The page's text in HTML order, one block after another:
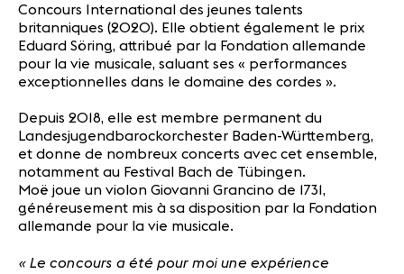
Concours International des jeunes talents
britanniques (2020). Elle obtient également le prix
Eduard Söring, attribué par la Fondation allemande
pour la vie musicale, saluant ses « performances
exceptionnelles dans le domaine des cordes ».
Depuis 2018, elle est membre permanent du
Landesjugendbarockorchester Baden-Württemberg,
et donne de nombreux concerts avec cet ensemble,
notamment au Festival Bach de Tübingen.
Moë joue un violon Giovanni Grancino de 1731,
généreusement mis à sa disposition par la Fondation
allemande pour la vie musicale.
« Le concours a été pour moi une expérience